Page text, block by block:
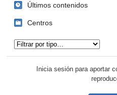
Últimos contenidos
Centros
Inicia sesión para aportar